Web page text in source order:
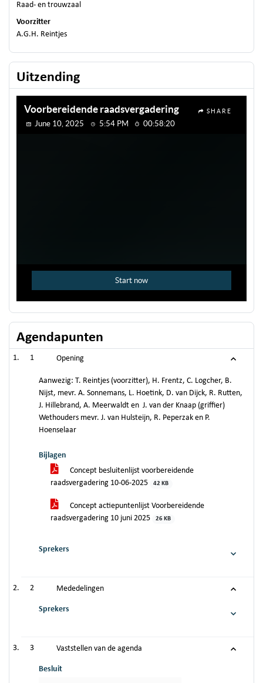
Raad- en trouwzaal
Voorzitter
A.G.H. Reintjes
Uitzending
Agendapunten
1 Opening
Aanwezig: T. Reintjes (voorzitter), H. Frentz, C. Logcher, B.
Nijst, mevr. A. Sonnemans, L. Hoetink, D. van Dijck, R. Rutten,
J. Hillebrand, A. Meerwaldt en J. van der Knaap (griffier)
Wethouders mevr. J. van Hulsteijn, R. Peperzak en P.
Hoenselaar
Bijlagen
Concept besluitenlijst voorbereidende
raadsvergadering 10-06-2025
42 KB
Concept actiepuntenlijst Voorbereidende
raadsvergadering 10 juni 2025
26 KB
Sprekers
2 Mededelingen
Sprekers
3 Vaststellen van de agenda
Besluit